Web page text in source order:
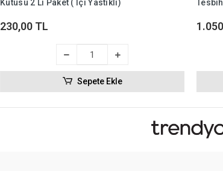
Kutusu 2 Li Paket ( Içi Yastıklı)
230,00 TL
Sepete Ekle